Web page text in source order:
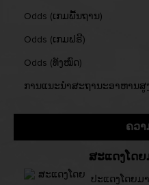
Odds (ເກມພື້ນຖານ)
Odds (ເກມຟຣີ)
Odds (ທັງໝົດ)
ການແນະນຳສະຖານະອາຫານສູ
ຄວ
ສະແດງໂດ
ປະແດງໂດຍມ